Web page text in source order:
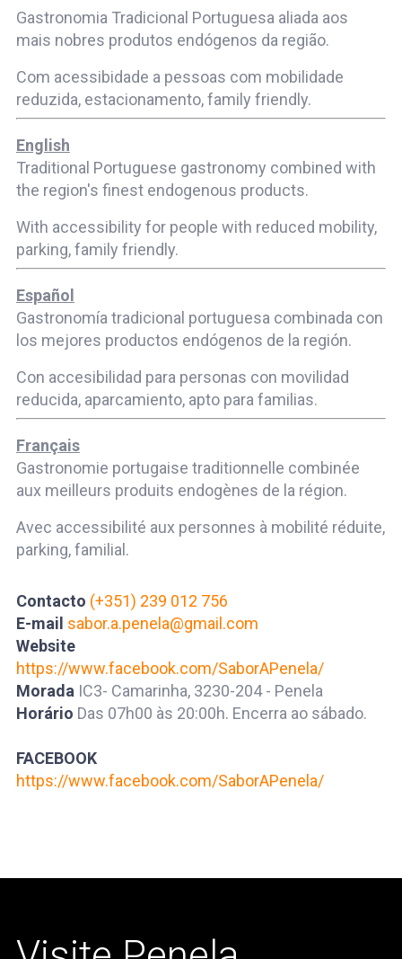
Gastronomia Tradicional Portuguesa aliada aos
mais nobres produtos endógenos da região.
Com acessibidade a pessoas com mobilidade
reduzida, estacionamento, family friendly.
English
Traditional Portuguese gastronomy combined with
the region's finest endogenous products.
With accessibility for people with reduced mobility,
parking, family friendly.
Español
Gastronomía tradicional portuguesa combinada con
los mejores productos endógenos de la región.
Con accesibilidad para personas con movilidad
reducida, aparcamiento, apto para familias.
Français
Gastronomie portugaise traditionnelle combinée
aux meilleurs produits endogènes de la région.
Avec accessibilité aux personnes à mobilité réduite,
parking, familial.
Contacto (+351) 239 012 756
E-mail sabor.a.penela@gmail.com
Website
https://www.facebook.com/SaborAPenela/
Morada IC3- Camarinha, 3230-204 - Penela
Horário Das 07h00 às 20:00h. Encerra ao sábado.
FACEBOOK
https://www.facebook.com/SaborAPenela/